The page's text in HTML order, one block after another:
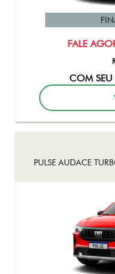
FALE
COM
PULSE AUDACE